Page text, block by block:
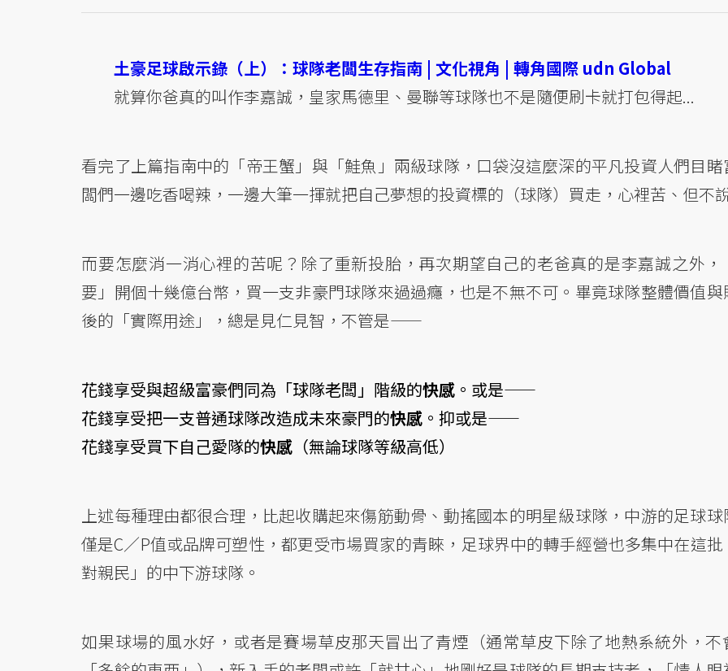
土豪足球啟示錄（上）：球隊老闆生存指南 | 文化視角 | 轉角國際 udn Global
就算你爸真的叫作李嘉誠，皇家馬德里、曼聯等球隊也不是隨便刷卡就打包得起...
看完了上篇指南中的「帝王蟹」與「鮭魚」兩級球隊，口袋沒這麼深的平凡投資人們目睹
闆們一邊吃香喝辣，一邊大筆一揮就把自己夢想的投資標的（球隊）買走，心裡苦、但不
而要怎麼消一消心裡的苦呢？除了重新投胎，再次期望自己的老爸真的是李嘉誠之外，
要」開個十幾億台幣，買一支非豪門球隊來過過癮，也是不無不可。畢竟球隊整體價值與
後的「實際用途」，總是見仁見智，不管是——
花錢享受與超級富豪們同為「球隊老闆」階級的快感 。或是——
花錢享受把一支普通球隊改造成未來豪門的快感 。抑或是——
花錢享受買下自己愛隊的快感 （無論球隊等級高低）
上述每種理由都很合理，比起收購起來傷筋動骨、動搖國本的明星級球隊，中游的足球球
僅是C／P值或品牌可塑性，都更受市場買家的青睞，足球界中的轉手經營也多集中在這批
對親民」的中下游球隊。
如果球場的風水好，或者是賽場草皮那天冒出了青煙（通常草皮下除了地熱系統外，不